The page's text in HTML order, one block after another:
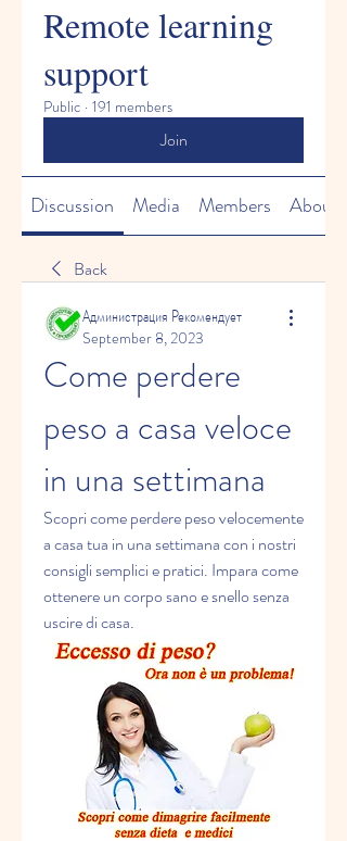
Remote learning
support
Public · 191 members
Join
Discussion Media Members About
Back
Администрация Рекомендует
September 8, 2023
Come perdere
peso a casa veloce
in una settimana
Scopri come perdere peso velocemente
a casa tua in una settimana con i nostri
consigli semplici e pratici. Impara come
ottenere un corpo sano e snello senza
uscire di casa.